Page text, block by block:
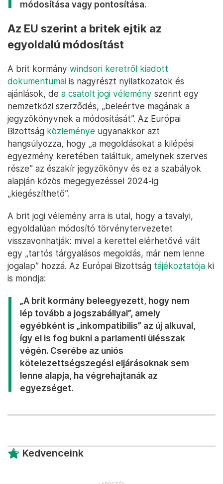
módosítása vagy pontosítása.
Az EU szerint a britek ejtik az
egyoldalú módosítást
A brit kormány windsori keretről kiadott
dokumentumai is nagyrészt nyilatkozatok és
ajánlások, de a csatolt jogi vélemény szerint egy
nemzetközi szerződés, „beleértve magának a
jegyzőkönyvnek a módosítását”. Az Európai
Bizottság közleménye ugyanakkor azt
hangsúlyozza, hogy „a megoldásokat a kilépési
egyezmény keretében találtuk, amelynek szerves
része” az északír jegyzőkönyv és ez a szabályok
alapján közös megegyezéssel 2024-ig
„kiegészíthető”.
A brit jogi vélemény arra is utal, hogy a tavalyi,
egyoldalúan módosító törvénytervezetet
visszavonhatják: mivel a kerettel elérhetővé vált
egy „tartós tárgyalásos megoldás, már nem lenne
jogalap” hozzá. Az Európai Bizottság tájékoztatója ki
is mondja:
„A brit kormány beleegyezett, hogy nem
lép tovább a jogszabállyal”, amely
egyébként is „inkompatibilis” az új alkuval,
így el is fog bukni a parlamenti ülésszak
végén. Cserébe az uniós
kötelezettségszegési eljárásoknak sem
lenne alapja, ha végrehajtanák az
egyezséget.
Kedvenceink